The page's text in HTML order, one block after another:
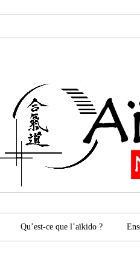
Qu’est-ce que l’aïkido ?